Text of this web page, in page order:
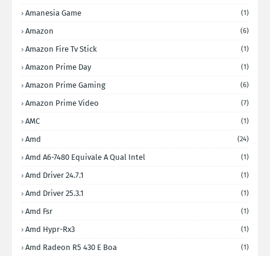
Amanesia Game (1)
Amazon (6)
Amazon Fire Tv Stick (1)
Amazon Prime Day (1)
Amazon Prime Gaming (6)
Amazon Prime Video (7)
AMC (1)
Amd (24)
Amd A6-7480 Equivale A Qual Intel (1)
Amd Driver 24.7.1 (1)
Amd Driver 25.3.1 (1)
Amd Fsr (1)
Amd Hypr-Rx3 (1)
Amd Radeon R5 430 E Boa (1)